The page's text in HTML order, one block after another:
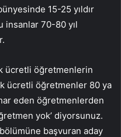
15-25 yıldır
insanlar 70-80 yıl
ücretli öğretmenlerin
ücretli öğretmenler 80 ya
eden öğretmenlerden
yok’ diyorsunuz.
başvuran aday